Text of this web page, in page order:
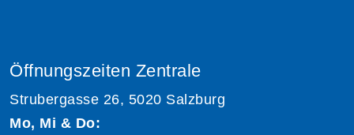
Öffnungszeiten Zentrale
Strubergasse 26, 5020 Salzburg
Mo, Mi & Do: